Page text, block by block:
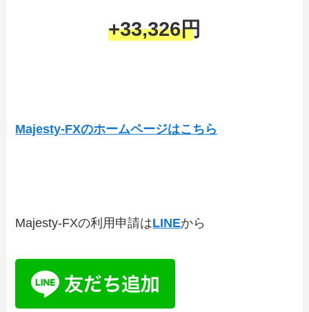
+33,326円
Majesty-FXのホームページはこちら
Majesty-FXの利用申請はLINEから